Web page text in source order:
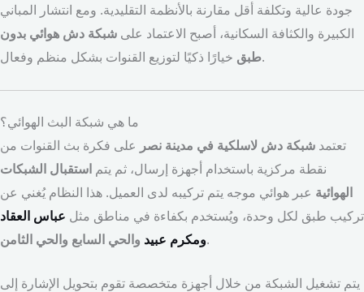
جودة عالية وتكلفة أقل مقارنة بالأنظمة التقليدية. ومع انتشار المباني
الكبيرة والكثافة السكانية، أصبح الاعتماد على شبكة دش هوائي بدون
طبقخيارًا ذكيًا لتوزيع القنوات بشكل منظم وفعال.
ما هي شبكة البث الهوائي؟
تعتمد شبكة دش لاسلكية في مدينة نصر على فكرة بث القنوات من
نقطة مركزية باستخدام أجهزة إرسال، ثم يتم استقبال الشبكات
الهوائية عبر هوائي موجه يتم تركيبه لدى العميل. هذا النظام يُغني عن
تركيب طبق لكل وحدة، ويُستخدم بكفاءة في مناطق مثل عباس العقاد
ومكرم عبيد والحي السابع والحي الثامن .
يتم تشغيل الشبكة من خلال أجهزة متخصصة تقوم بتحويل الإشارة إلى